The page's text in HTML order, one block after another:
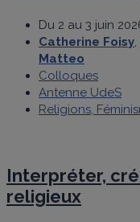
Du 2 au 3 juin
Catherine Foisy,
Matteo
Colloques
Antenne UdeS
Religions,
Interpréter,
religieux